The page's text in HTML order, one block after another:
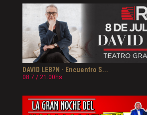
DAVID LEB?N - Encuentro S...
08.7 / 21.00hs